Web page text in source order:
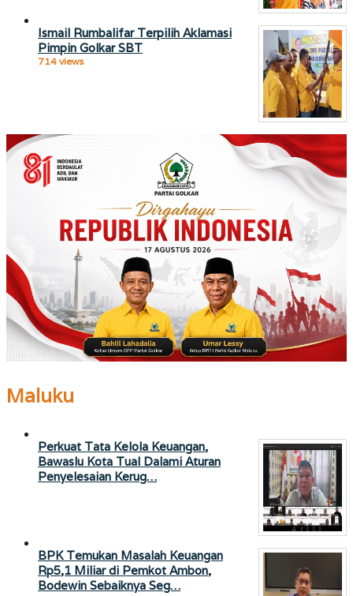
Ismail Rumbalifar Terpilih Aklamasi
Pimpin Golkar SBT
714 views
Maluku
Perkuat Tata Kelola Keuangan,
Bawaslu Kota Tual Dalami Aturan
Penyelesaian Kerug…
BPK Temukan Masalah Keuangan
Rp5,1 Miliar di Pemkot Ambon,
Bodewin Sebaiknya Seg…